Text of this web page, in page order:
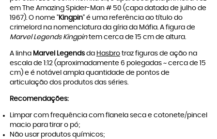
em The Amazing Spider-Man # 50 (capa datada de julho de
1967). O nome "Kingpin" é uma referência ao título do
crimelord na nomenclatura da gíria da Máfia. A figura de
Marvel Legends Kingpintem cerca de 15 cm de altura.
A linha Marvel Legends da Hasbro traz figuras de ação na
escala de 1:12 (aproximadamente 6 polegadas ~ cerca de 15
cm) e é notável ampla quantidade de pontos de
articulação dos produtos das séries.
Recomendações:
Limpar com frequência com flanela seca e cotonete/pincel
macio para tirar o pó;
Não usar produtos químicos;